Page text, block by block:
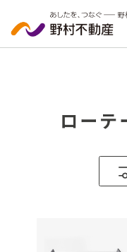
ローテ